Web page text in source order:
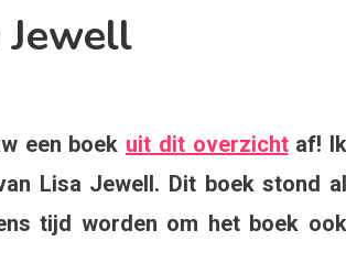
Jewell
een boek uit dit overzichtaf! Ik
Lisa Jewell. Dit boek stond al
tijd worden om het boek ook